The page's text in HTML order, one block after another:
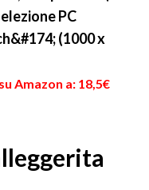
PC
(1000 x
Amazon a: 18,5€